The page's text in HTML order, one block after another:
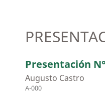
Presentación
Augusto Castro
A-000